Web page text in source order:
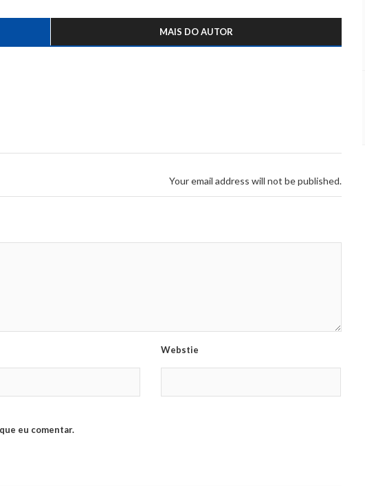
MAIS DO AUTOR
Your email address will not be published.
Webstie
eu comentar.